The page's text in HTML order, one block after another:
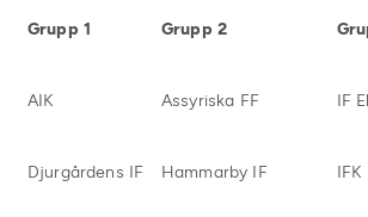
Grupp 1 Grupp 2
AIK Assyriska FF IF
Djurgårdens IF Hammarby IF